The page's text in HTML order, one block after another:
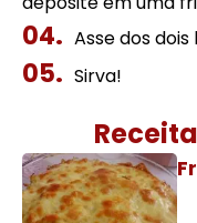
Asse dos
Sirva!